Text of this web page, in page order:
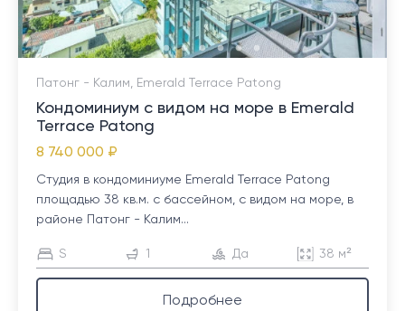
Патонг - Калим, Emerald Terrace Patong
Кондоминиум с видом на море в Emerald
Terrace Patong
8 740 000 ₽
Студия в кондоминиуме Emerald Terrace Patong
площадью 38 кв.м. с бассейном, с видом на море, в
районе Патонг - Калим...
S 1 Да 38 м²
Подробнее